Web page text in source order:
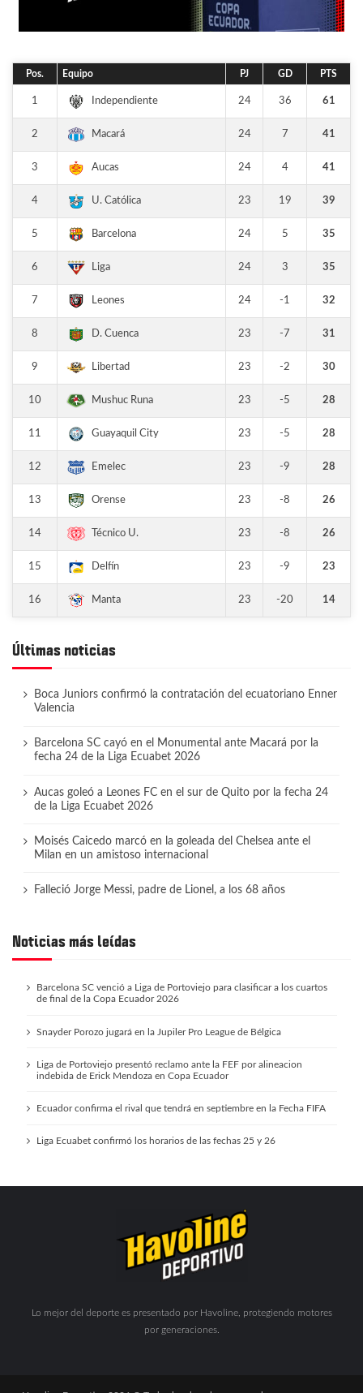
Pos. Equipo PJ GD PTS
1 Independiente 24 36 61
2 Macará 24 7 41
3 Aucas 24 4 41
4 U. Católica 23 19 39
5 Barcelona 24 5 35
6 Liga 24 3 35
7 Leones 24 -1 32
8 D. Cuenca 23 -7 31
9 Libertad 23 -2 30
10 Mushuc Runa 23 -5 28
11 Guayaquil City 23 -5 28
12 Emelec 23 -9 28
13 Orense 23 -8 26
14 Técnico U. 23 -8 26
15 Delfín 23 -9 23
16 Manta 23 -20 14
Últimas noticias
Boca Juniors confirmó la contratación del ecuatoriano Enner
Valencia
Barcelona SC cayó en el Monumental ante Macará por la
fecha 24 de la Liga Ecuabet 2026
Aucas goleó a Leones FC en el sur de Quito por la fecha 24
de la Liga Ecuabet 2026
Moisés Caicedo marcó en la goleada del Chelsea ante el
Milan en un amistoso internacional
Falleció Jorge Messi, padre de Lionel, a los 68 años
Noticias más leídas
Barcelona SC venció a Liga de Portoviejo para clasificar a los cuartos
de final de la Copa Ecuador 2026
Snayder Porozo jugará en la Jupiler Pro League de Bélgica
Liga de Portoviejo presentó reclamo ante la FEF por alineacion
indebida de Erick Mendoza en Copa Ecuador
Ecuador confirma el rival que tendrá en septiembre en la Fecha FIFA
Liga Ecuabet confirmó los horarios de las fechas 25 y 26
Lo mejor del deporte es presentado por Havoline, protegiendo motores
por generaciones.